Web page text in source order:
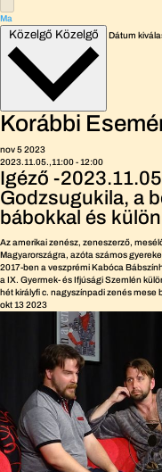
Ma
Közelgő Közelgő Dátum
Korábbi
nov52023
2023.11.05.,11:00-12:00
Igéző -
Godzsugukila, a
bábokkal és
Az amerikai zenész, zeneszerző,
Magyarországra, azóta számos
2017-ben a veszprémi Kabóca
a IX. Gyermek- és Ifjúsági Szemlén
hét királyfi c. nagyszínpadi zenés mese
okt132023